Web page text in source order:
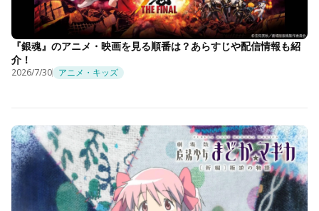
『銀魂』のアニメ・映画を見る順番は？あらすじや配信情報も紹
介！
2026/7/30 アニメ・キッズ